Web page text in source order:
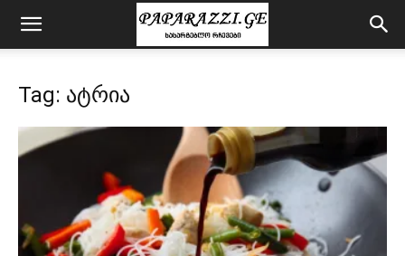
Tag: ატრია